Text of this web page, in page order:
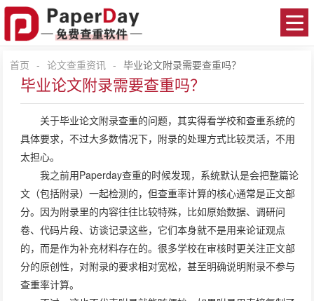
首页 - 论文查重资讯 - 毕业论文附录需要查重吗？
毕业论文附录需要查重吗？
关于毕业论文附录查重的问题，其实得看学校和查重系统的
具体要求，不过大多数情况下，附录的处理方式比较灵活，不用
太担心。
我之前用Paperday查重的时候发现，系统默认是会把整篇论
文（包括附录）一起检测的，但查重率计算的核心通常是正文部
分。因为附录里的内容往往比较特殊，比如原始数据、调研问
卷、代码片段、访谈记录这些，它们本身就不是用来论证观点
的，而是作为补充材料存在的。很多学校在审核时更关注正文部
分的原创性，对附录的要求相对宽松，甚至明确说明附录不参与
查重率计算。